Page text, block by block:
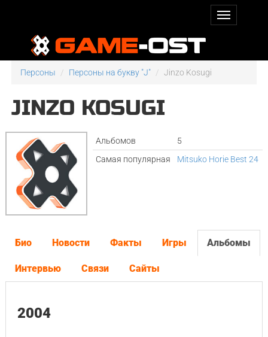
Персоны Персоны на букву "J" Jinzo Kosugi
JINZO KOSUGI
Альбомов
5
Самая популярная
Mitsuko Horie Best 24
Био Новости Факты Игры Альбомы
Интервью Связи Сайты
2004